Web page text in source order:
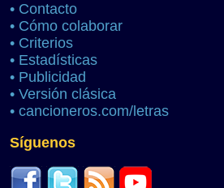
• Contacto
• Cómo colaborar
• Criterios
• Estadísticas
• Publicidad
• Versión clásica
• cancioneros.com/letras
Síguenos